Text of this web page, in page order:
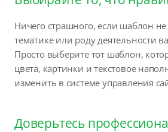
Ничего страшного, если шаблон
тематике или роду деятельности
Просто выберите тот шаблон,
цвета, картинки и текстовое
изменить в системе управления
Доверьтесь